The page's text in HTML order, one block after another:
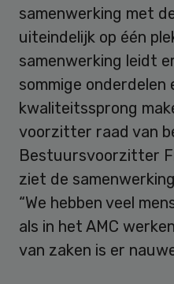
samenwerking met
uiteindelijk op één
samenwerking leidt
sommige onderdelen
kwaliteitssprong
voorzitter raad van
Bestuursvoorzitter
ziet de
“We hebben veel
als in het AMC
van zaken is er